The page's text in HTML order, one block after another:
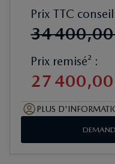
Prix TTC
34400,00
Prix remisé² :
27 400,00
PLUS